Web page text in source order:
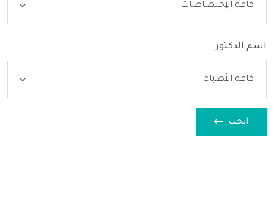
كافة الإختصاصات
اسم الدكتور
كافة الأطباء
ابحث